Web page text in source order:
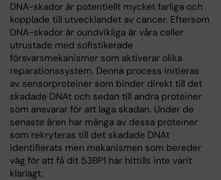
DNA-skador är potentiellt mycket farliga och
kopplade till utvecklandet av cancer. Eftersom
DNA-skador är oundvikliga är våra celler
utrustade med sofistikerade
försvarsmekanismer som aktiverar olika
reparationssystem. Denna process initieras
av sensorproteiner som binder direkt till det
skadade DNAt och sedan till andra proteiner
som ansvarar för att laga skadan. Under de
senaste åren har många av dessa proteiner
som rekryteras till det skadade DNAt
identifierats men mekanismen som bereder
väg för att få dit 53BP1 har hittills inte varit
klarlagt.